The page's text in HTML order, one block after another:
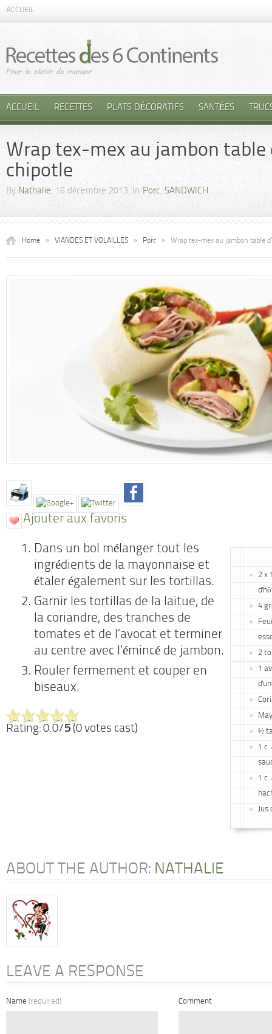
ACCUEIL
ACCUEIL RECETTES PLATS DÉCORATIFS SANTÉES
Wrap tex-mex au jambon table
chipotle
By Nathalie, 16 décembre 2013, In Porc, SANDWICH
Home » VIANDES ET VOLAILLES » Porc » Wrap tex-mex au jambon table
Ajouter aux favoris
2 x
4
2
1
½
1
1
Jus
Dans un bol mélanger tout les
ingrédients de la mayonnaise et
étaler également sur les tortillas.
Garnir les tortillas de la laitue, de
la coriandre, des tranches de
tomates et de l’avocat et terminer
au centre avec l’émincé de jambon.
Rouler fermement et couper en
biseaux.
Rating: 0.0/5 (0 votes cast)
ABOUT THE AUTHOR: NATHALIE
LEAVE A RESPONSE
Name (required) Comment